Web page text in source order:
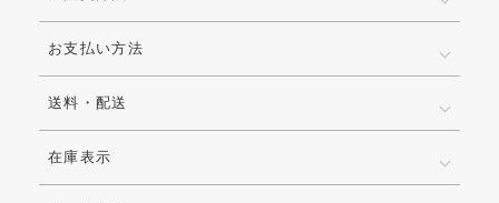
お支払い方法
送料・配送
在庫表示